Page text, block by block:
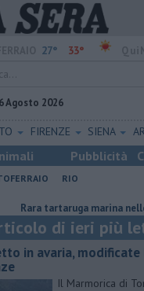
27° 33°
Agosto 2026
FIRENZE SIENA
Pubblicità
RIO
tartaruga marina nelle
di ieri più
in avaria, modificate
Il Marmorica di